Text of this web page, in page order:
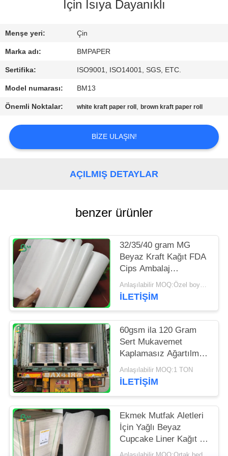
KONTROL
BIZIMLE
ILETIŞIME
GEÇIN
HABERLER
VAKALAR
POLICY
Için Isıya Dayanıklı
Menşe yeri: Çin
Marka adı: BMPAPER
Sertifika: ISO9001, ISO14001, SGS, ETC.
Model numarası: BM13
Önemli Noktalar: white kraft paper roll ,brown kraft paper roll
BIZE ULAŞIN!
AÇILMIŞ DETAYLAR
benzer ürünler
32/35/40 gram MG
Beyaz Kraft Kağıt FDA
Cips Ambalaj
Paketleme
Anlaşılabilir MOQ:Özel boyut için 1 ton
İLETIŞIM
60gsm ila 120 Gram
Sert Mukavemet
Kaplamasız Ağartılmış
Kraft Kağıt Rulo Bakkal
Torbası İçin
Anlaşılabilir MOQ:1 TON
İLETIŞIM
Ekmek Mutfak Aletleri
İçin Yağlı Beyaz
Cupcake Liner Kağıt 31
- 38gsm